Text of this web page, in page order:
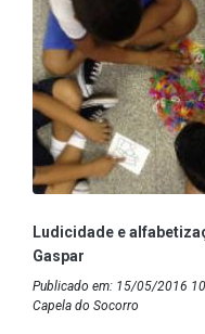
Ludicidade e
Gaspar
Publicado em: 15/05/2016
Capela do Socorro